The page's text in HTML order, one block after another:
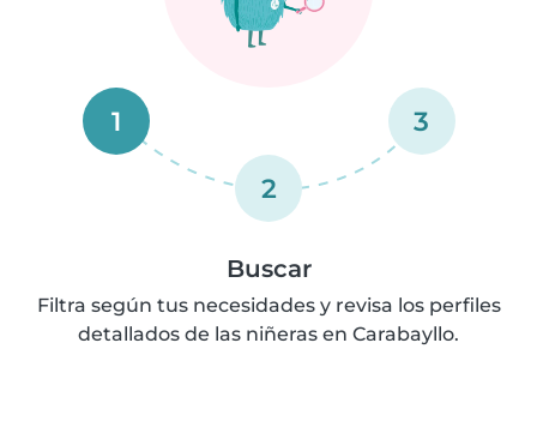
1
2
3
Buscar
Filtra según tus necesidades y revisa los perfiles
detallados de las niñeras en Carabayllo.